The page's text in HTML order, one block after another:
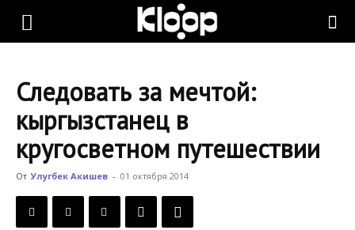
KLOOP.KG
Новости
Кыргызстана
Следовать за мечтой:
кыргызстанец в
кругосветном путешествии
От Улугбек Акишев - 01 октября 2014